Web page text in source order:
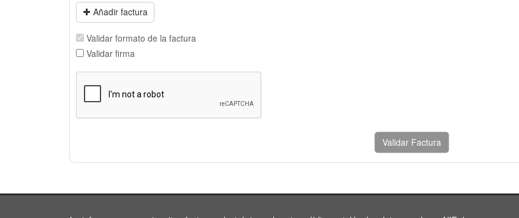
Añadir factura
Validar formato de la factura
Validar firma
Validar Factura